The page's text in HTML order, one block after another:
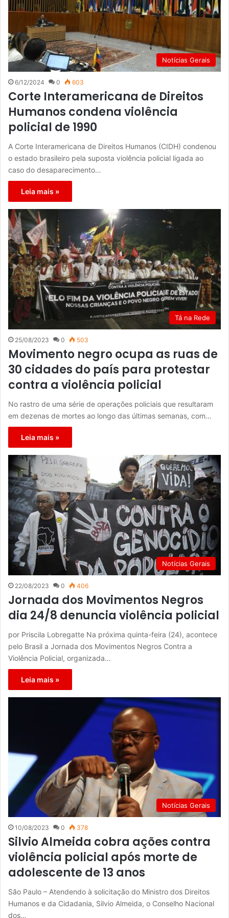
Notícias Gerais
6/12/2024 0 603
Corte Interamericana de Direitos
Humanos condena violência
policial de 1990
A Corte Interamericana de Direitos Humanos (CIDH) condenou
o estado brasileiro pela suposta violência policial ligada ao
caso do desaparecimento…
Leia mais »
Tá na Rede
25/08/2023 0 503
Movimento negro ocupa as ruas de
30 cidades do país para protestar
contra a violência policial
No rastro de uma série de operações policiais que resultaram
em dezenas de mortes ao longo das últimas semanas, com…
Leia mais »
Notícias Gerais
22/08/2023 0 406
Jornada dos Movimentos Negros
dia 24/8 denuncia violência policial
por Priscila Lobregatte Na próxima quinta-feira (24), acontece
pelo Brasil a Jornada dos Movimentos Negros Contra a
Violência Policial, organizada…
Leia mais »
Notícias Gerais
10/08/2023 0 378
Silvio Almeida cobra ações contra
violência policial após morte de
adolescente de 13 anos
São Paulo – Atendendo à solicitação do Ministro dos Direitos
Humanos e da Cidadania, Silvio Almeida, o Conselho Nacional
dos…